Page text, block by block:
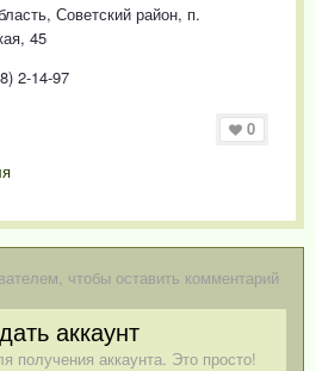
Советский район, п.
45
2-14-97
0
чтобы оставить комментарий
аккаунт
получения аккаунта. Это просто!